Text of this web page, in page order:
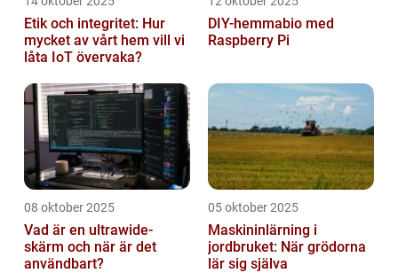
Etik och integritet: Hur
mycket av vårt hem vill vi
låta IoT övervaka?
DIY-hemmabio med
Raspberry Pi
08 oktober 2025
Vad är en ultrawide-
skärm och när är det
användbart?
05 oktober 2025
Maskininlärning i
jordbruket: När grödorna
lär sig själva